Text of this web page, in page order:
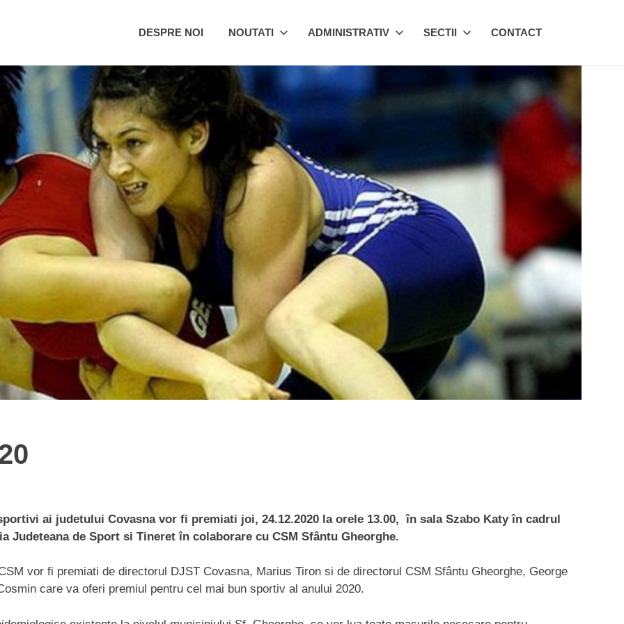
DESPRE NOI NOUTATI ADMINISTRATIV SECTII CONTACT
ai judetului Covasna vor fi premiati joi, 24.12.2020 la orele 13.00, în sala Szabo Katy în cadrul
Judeteana de Sport si Tineret în colaborare cu CSM Sfântu Gheorghe.
vor fi premiati de directorul DJST Covasna, Marius Tiron si de directorul CSM Sfântu Gheorghe, George
care va oferi premiul pentru cel mai bun sportiv al anului 2020.